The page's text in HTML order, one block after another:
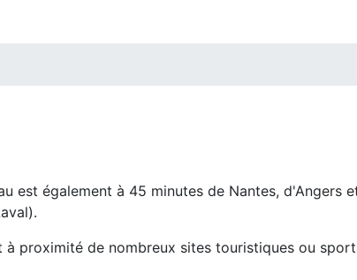
est également à 45 minutes de Nantes, d'Angers
à proximité de nombreux sites touristiques ou